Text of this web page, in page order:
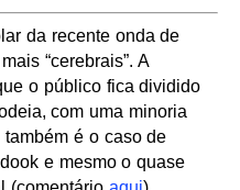
da recente onda de
“cerebrais”. A
o público fica dividido
com uma minoria
também é o caso de
e mesmo o quase